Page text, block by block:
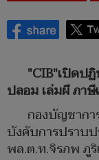
"CIB"เปิดป
ปลอม เล่มผี ภาษี
กองบัญชากา
บังคับการปราบป
พล.ต.ท.จิรภพ ภู